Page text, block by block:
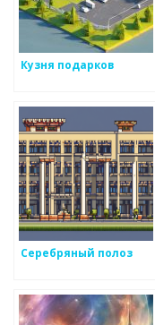
Кузня подарков
Серебряный полоз